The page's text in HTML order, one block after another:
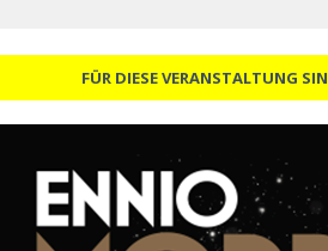
FÜR DIESE VERANSTALTUNG